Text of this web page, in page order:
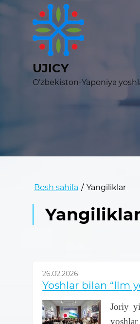
UJICY
O‘zbekiston-Yaponiya
Bosh sahifa / Yangiliklar
26.02.2026
Yoshlar bilan “Ilm
Joriy